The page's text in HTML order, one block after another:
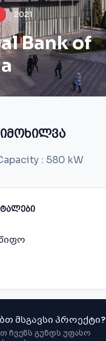
2021
Bank of
: 580 kW
მსგავსი პროექტი?
ჩვენს გუნდს უფასო